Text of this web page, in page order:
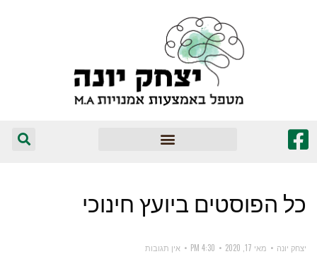
כל הפוסטים ביועץ חינוכי
יצחק יונה מאי 17, 2020 4:30 PM אין תגובות